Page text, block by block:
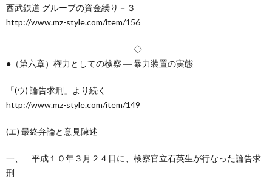
西武鉄道 グループの資金繰り－３
http://www.mz-style.com/item/156
―――――――――――――――◇―――――――――――――――
●（第六章）権力としての検察 ― 暴力装置の実態
「(ウ) 論告求刑」より続く
http://www.mz-style.com/item/149
(エ) 最終弁論と意見陳述
一、 平成１０年３月２４日に、検察官立石英生が行なった論告求
刑